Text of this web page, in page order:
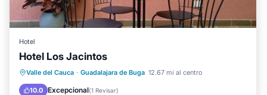
Hotel
Hotel Los Jacintos
Valle del Cauca · Guadalajara de Buga 12.67 mi al centro
10.0 Excepcional(1 Revisar)
Aire acondicionado
Internet
Se admiten mascotas